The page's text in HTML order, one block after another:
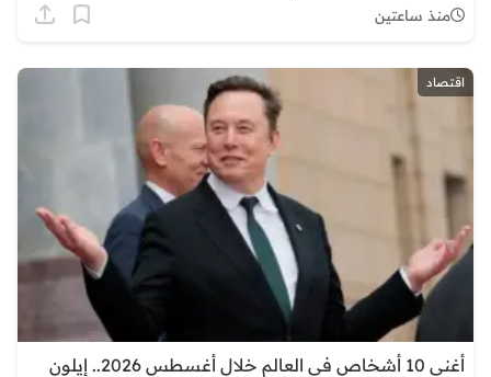
منذ ساعتين
اقتصاد
أغنى 10 أشخاص في العالم خلال أغسطس 2026.. إيلون